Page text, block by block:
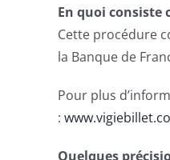
En quoi consiste
Cette procédure
la Banque de
Pour plus
:
Quelques